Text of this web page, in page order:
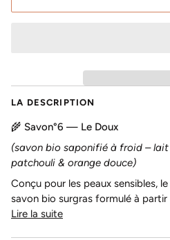
LA DESCRIPTION
🌾 Savon°6 — Le Doux
(savon bio saponifié à froid – lait
patchouli & orange douce)
Conçu pour les peaux sensibles, le
savon bio surgras formulé à partir
Lire la suite